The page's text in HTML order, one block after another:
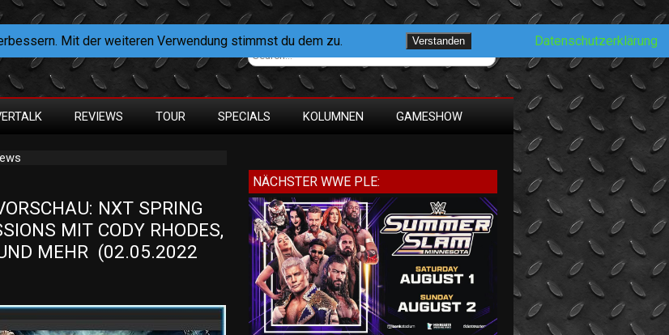
REVIEWS TOUR SPECIALS KOLUMNEN GAMESHOW
NXT SPRING
MIT CODY RHODES,
MEHR  (02.05.2022
NÄCHSTER WWE PLE:
Mit der weiteren Verwendung stimmst du dem zu. Verstanden Datenschutzerklärung